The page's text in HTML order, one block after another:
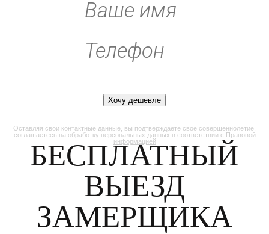
Оставляя свои контактные данные, вы подтверждаете свое совершеннолетие,
соглашаетесь на обработку персональных данных в соответствии с Правовой
информацией
БЕСПЛАТНЫЙ
ВЫЕЗД
ЗАМЕРЩИКА